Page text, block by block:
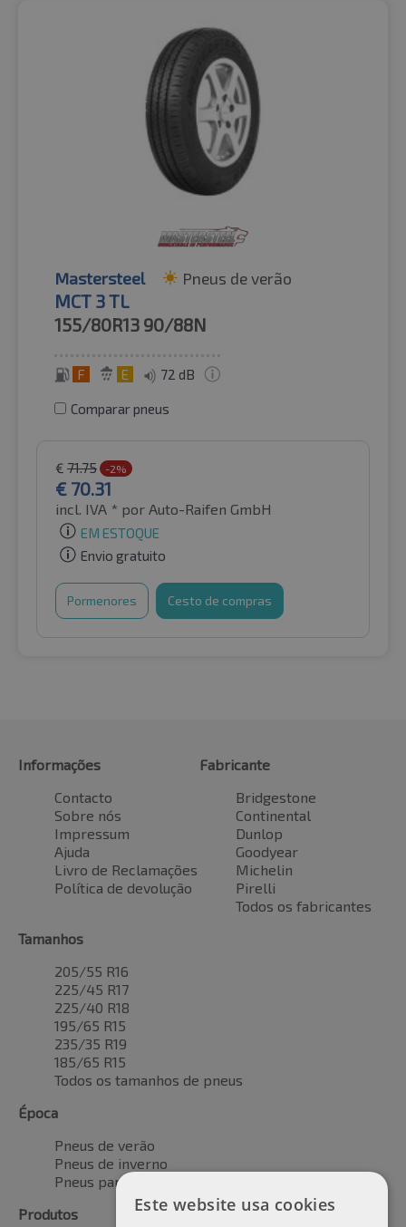
Mastersteel Pneus de verão
MCT 3 TL
155/80R13 90/88N
F E 72 dB
Comparar pneus
€ 71.75 -2%
€ 70.31
incl. IVA * por Auto-Raifen GmbH
EM ESTOQUE
Envio gratuito
Pormenores Cesto de compras
Informações
Contacto
Sobre nós
Impressum
Ajuda
Livro de Reclamações
Política de devolução
Fabricante
Bridgestone
Continental
Dunlop
Goodyear
Michelin
Pirelli
Todos os fabricantes
Tamanhos
205/55 R16
225/45 R17
225/40 R18
195/65 R15
235/35 R19
185/65 R15
Todos os tamanhos de pneus
Época
Pneus de verão
Pneus de inverno
Pneus para todas as estações
Produtos
Este website usa cookies